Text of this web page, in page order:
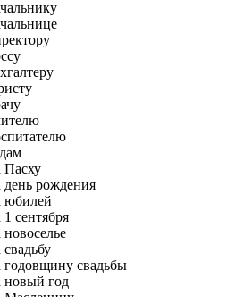
Пасху
рождения
юбилей
сентября
свадьбы
новый год